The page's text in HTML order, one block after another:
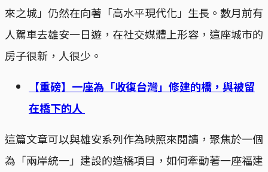
來之城」仍然在向著「高水平現代化」生長。數月前有
人駕車去雄安一日遊，在社交媒體上形容，這座城市的
房子很新，人很少。
【重磅】一座為「收復台灣」修建的橋，與被留
在橋下的人
這篇文章可以與雄安系列作為映照來閱讀，聚焦於一個
為「兩岸統一」建設的造橋項目，如何牽動著一座福建